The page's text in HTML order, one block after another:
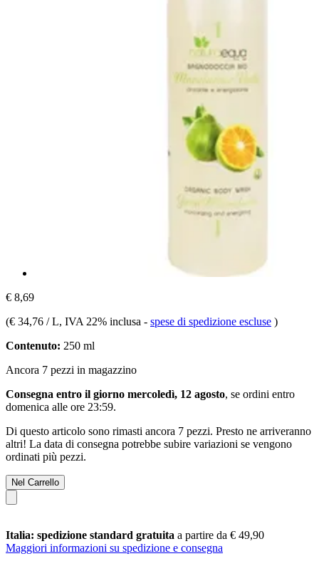
€ 8,69
(€ 34,76 / L, IVA 22% inclusa - spese di spedizione escluse )
Contenuto: 250 ml
Ancora 7 pezzi in magazzino
Consegna entro il giorno mercoledì, 12 agosto, se ordini entro
domenica alle ore 23:59.
Di questo articolo sono rimasti ancora 7 pezzi. Presto ne arriveranno
altri! La data di consegna potrebbe subire variazioni se vengono
ordinati più pezzi.
Nel Carrello
Italia: spedizione standard gratuita a partire da € 49,90
Maggiori informazioni su spedizione e consegna